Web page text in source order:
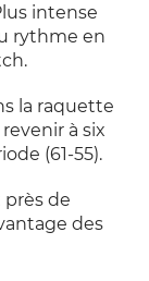
intense
rythme en
la raquette
à six
(61-55).
de
des